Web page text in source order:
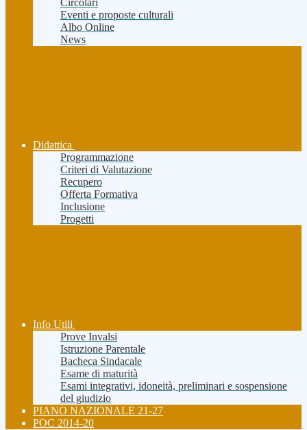
Circolari
Eventi e proposte culturali
Albo Online
News
Didattica
Programmazione
Criteri di Valutazione
Recupero
Offerta Formativa
Inclusione
Progetti
Info Utili
Prove Invalsi
Istruzione Parentale
Bacheca Sindacale
Esame di maturità
Esami integrativi, idoneità, preliminari e sospensione
del giudizio
PIANO NAZIONALE 21-27
POC 2014-20